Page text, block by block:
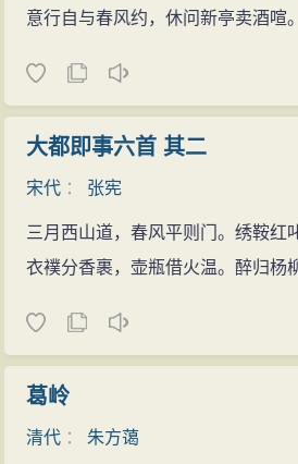
伤感之情终于不可抑制，随着泪水
远。
诗人对怀想中的京城的描写仅
一笔，而且还是由眼前冷漠、凄寒
的笔墨都重重涂抹在对绝域之地的
绘上。这凌空一笔恰如黑暗中的一
到黑暗的恐怖，但正是这一闪给人
域，荣归故里。
意行自与春风约，休问新亭卖酒喧。
大都即事六首 其二
宋代 ： 张宪
三月西山道，春风平则门。绣鞍红
衣襆分香裹，壶瓶借火温。醉归杨
葛岭
清代 ： 朱方蔼